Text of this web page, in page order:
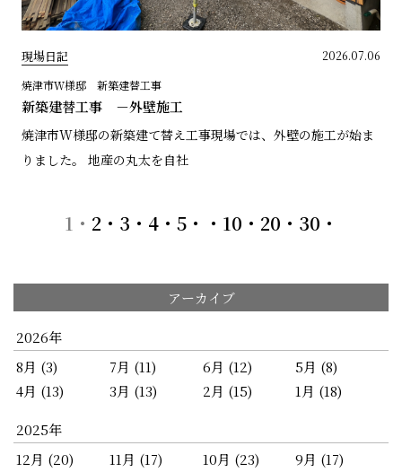
現場日記
2026.07.06
焼津市Ｗ様邸 新築建替工事
新築建替工事 －外壁施工
焼津市W様邸の新築建て替え工事現場では、外壁の施工が始ま
りました。 地産の丸太を自社
1 2 3 4 5 10 20 30
アーカイブ
2026年
8月 (3)
7月 (11) 6月 (12)
5月 (8)
4月 (13)
3月 (13) 2月 (15) 1月 (18)
2025年
12月 (20)
11月 (17) 10月 (23)
9月 (17)